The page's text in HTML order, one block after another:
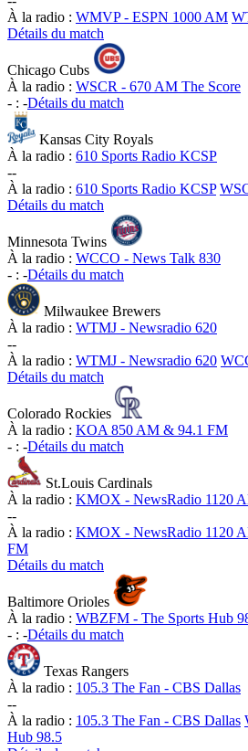
À la radio : WMVP - ESPN 1000 AM
Détails du match
Chicago Cubs
À la radio : WSCR - 670 AM The Score
- : -Détails du match
Kansas City Royals
À la radio : 610 Sports Radio KCSP
--
À la radio : 610 Sports Radio KCSP
Détails du match
Minnesota Twins
À la radio : WCCO - News Talk 830
- : -Détails du match
Milwaukee Brewers
À la radio : WTMJ - Newsradio 620
--
À la radio : WTMJ - Newsradio 620
Détails du match
Colorado Rockies
À la radio : KOA 850 AM & 94.1 FM
- : -Détails du match
St.Louis Cardinals
À la radio : KMOX - NewsRadio 1120
--
À la radio : KMOX - NewsRadio 1120
FM
Détails du match
Baltimore Orioles
À la radio : WBZFM - The Sports Hub
- : -Détails du match
Texas Rangers
À la radio : 105.3 The Fan - CBS Dallas
--
À la radio : 105.3 The Fan - CBS Dallas
Hub 98.5